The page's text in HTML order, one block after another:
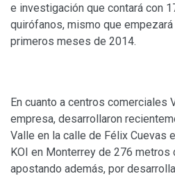
e investigación que contará con
quirófanos, mismo que
primeros meses de 2014.
En cuanto a centros comerciales
empresa, desarrollaron
Valle en la calle de Félix Cuevas
KOI en Monterrey de 276 metros
apostando además, por